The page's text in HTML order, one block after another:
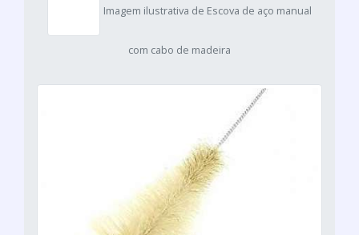
Imagem ilustrativa de Escova de aço manual
com cabo de madeira